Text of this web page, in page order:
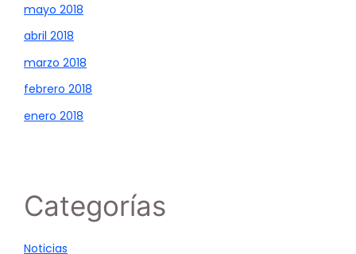
mayo 2018
abril 2018
marzo 2018
febrero 2018
enero 2018
Categorías
Noticias